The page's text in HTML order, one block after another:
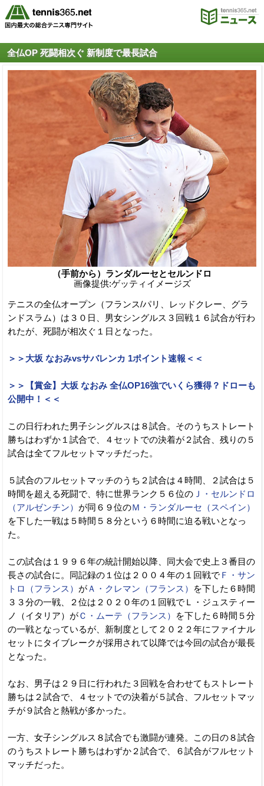
全仏OP 死闘相次ぐ 新制度で最長試合
（手前から）ランダルーセとセルンドロ
画像提供:ゲッティイメージズ
テニスの全仏オープン（フランス/パリ、レッドクレー、グラ
ンドスラム）は３０日、男女シングルス３回戦１６試合が行わ
れたが、死闘が相次ぐ１日となった。
＞＞大坂 なおみvsサバレンカ 1ポイント速報＜＜
＞＞【賞金】大坂 なおみ 全仏OP16強でいくら獲得？ドローも
公開中！＜＜
この日行われた男子シングルスは８試合。そのうちストレート
勝ちはわずか１試合で、４セットでの決着が２試合、残りの５
試合は全てフルセットマッチだった。
５試合のフルセットマッチのうち２試合は４時間、２試合は５
時間を超える死闘で、特に世界ランク５６位の Ｊ・セルンドロ
（アルゼンチン） が同６９位のＭ・ランダルーセ（スペイン）
を下した一戦は５時間５８分という６時間に迫る戦いとなっ
た。
この試合は１９９６年の統計開始以降、同大会で史上３番目の
長さの試合に。同記録の１位は２００４年の１回戦で Ｆ・サン
トロ（フランス） がＡ・クレマン（フランス）
を下した６時間
３３分の一戦、２位は２０２０年の１回戦でＬ・ジュスティー
ノ（イタリア）がＣ・ムーテ（フランス）
を下した６時間５分
の一戦となっているが、新制度として２０２２年にファイナル
セットにタイブレークが採用されて以降では今回の試合が最長
となった。
なお、男子は２９日に行われた３回戦を合わせてもストレート
勝ちは２試合で、４セットでの決着が５試合、フルセットマッ
チが９試合と熱戦が多かった。
一方、女子シングルス８試合でも激闘が連発。この日の８試合
のうちストレート勝ちはわずか２試合で、６試合がフルセット
マッチだった。